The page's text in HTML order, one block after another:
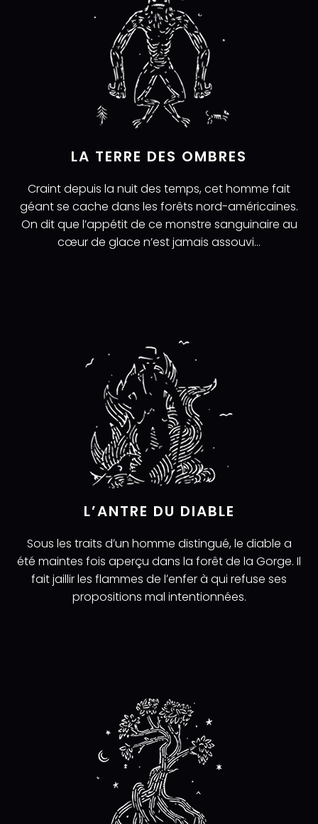
LA TERRE DES OMBRES
Craint depuis la nuit des temps, cet homme fait
géant se cache dans les forêts nord-américaines.
On dit que l’appétit de ce monstre sanguinaire au
cœur de glace n’est jamais assouvi…
L’ANTRE DU DIABLE
Sous les traits dʼun homme distingué, le diable a
été maintes fois aperçu dans la forêt de la Gorge. Il
fait jaillir les flammes de lʼenfer à qui refuse ses
propositions mal intentionnées.